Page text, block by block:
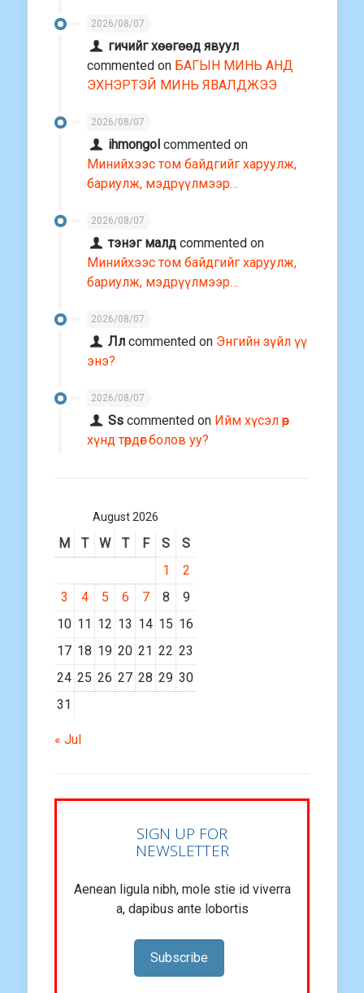
2026/08/07
гичийг хөөгөөд явуул
commented on БАГЫН МИНЬ АНД
ЭХНЭРТЭЙ МИНЬ ЯВАЛДЖЭЭ
2026/08/07
ihmongol commented on
Минийхээс том байдгийг харуулж,
бариулж, мэдрүүлмээр…
2026/08/07
тэнэг малд commented on
Минийхээс том байдгийг харуулж,
бариулж, мэдрүүлмээр…
2026/08/07
Лл commented on Энгийн зүйл үү
энэ?
2026/08/07
Ss commented on Ийм хүсэл өөр
хүнд төрдөг болов уу?
August 2026
M T W T F S
S
1
2
3
4 5 6 7 8
9
10 11 12 13 14 15 16
17 18 19 20 21 22 23
24 25 26 27 28 29 30
31
« Jul
SIGN UP FOR
NEWSLETTER
Aenean ligula nibh, mole stie id viverra
a, dapibus ante lobortis
Subscribe